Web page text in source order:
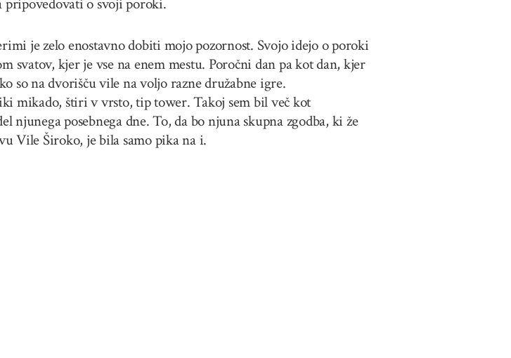
pripovedovati o svoji poroki.
je zelo enostavno dobiti mojo pozornost. Svojo idejo o poroki
svatov, kjer je vse na enem mestu. Poročni dan pa kot dan, kjer
so na dvorišču vile na voljo razne družabne igre.
mikado, štiri v vrsto, tip tower. Takoj sem bil več kot
njunega posebnega dne. To, da bo njuna skupna zgodba, ki že
Vile Široko, je bila samo pika na i.